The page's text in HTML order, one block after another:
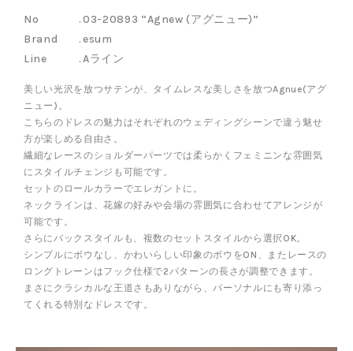
03-20893 “Agnew (アグニュー)”
esum
Aライン
美しい光沢を放つサテンが、タイムレスな美しさを放つAgnue(アグ
ニュー)。
こちらのドレスの魅力はそれぞれのウェディングシーンで違う魅せ
方が楽しめる自由さ。
繊細なレースのショルダーパーツでは柔らかくフェミニンな雰囲気
にスタイルチェンジも可能です。
セットのロールカラーでエレガントに。
ネックラインは、花嫁の好みや会場の雰囲気に合わせてアレンジが
可能です。
さらにバックスタイルも、複数のセットスタイルから選択OK。
シンプルにボウなし、かわいらしい印象のボウをON、またレースの
ロングトレーンはフック仕様で2パターンの長さが調整できます。
まさにクラシカルな王道さもありながら、パーソナルにも寄り添っ
てくれる特別なドレスです。